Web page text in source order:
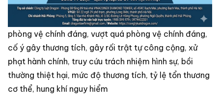
phòng vệ chính đáng, vượt quá phòng vệ chính đáng,
cố ý gây thương tích, gây rối trật tự công cộng, xử
phạt hành chính, truy cứu trách nhiệm hình sự, bồi
thường thiệt hại, mức độ thương tích, tỷ lệ tổn thương
cơ thể, hung khí nguy hiểm